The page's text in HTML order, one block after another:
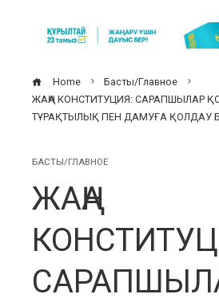
Home
Басты/Главное
ЖАҢА КОНСТИТУЦИЯ: САРАПШЫЛАР
ТҰРАҚТЫЛЫҚ ПЕН ДАМУҒА ҚОЛДАУ
БАСТЫ/ГЛАВНОЕ
ЖАҢА